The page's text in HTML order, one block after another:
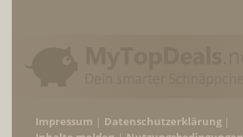
Impressum
Datenschutzerklärung